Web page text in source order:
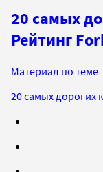
20 самых
Рейтинг
Материал по теме
20 самых дорогих